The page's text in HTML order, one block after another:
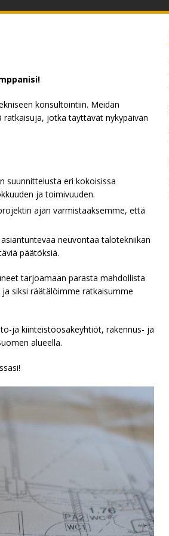
konsultointiin. Meidän
jotka täyttävät nykypäivän
suunnittelusta eri kokoisissa
ja toimivuuden.
ajan varmistaaksemme, että
neuvontaa talotekniikan
päätöksiä.
tarjoamaan parasta mahdollista
siksi räätälöimme ratkaisumme
ja kiinteistöosakeyhtiöt, rakennus- ja
alueella.